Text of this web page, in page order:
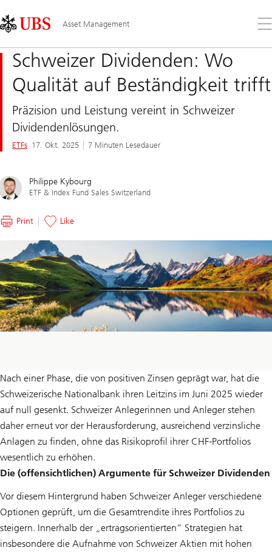
Links
Area
Asset Management
Sie
Schweizer Dividenden: Wo
Qualität auf Beständigkeit trifft
Präzision und Leistung vereint in Schweizer
Dividendenlösungen.
ETFs 17. Okt. 2025 7 Minuten Lesedauer
Philippe Kybourg
ETF & Index Fund Sales Switzerland
Print Like
Nach einer Phase, die von positiven Zinsen geprägt war, hat die
Schweizerische Nationalbank ihren Leitzins im Juni 2025 wieder
auf null gesenkt. Schweizer Anlegerinnen und Anleger stehen
daher erneut vor der Herausforderung, ausreichend verzinsliche
Anlagen zu finden, ohne das Risikoprofil ihrer CHF-Portfolios
wesentlich zu erhöhen.
Die (offensichtlichen) Argumente für Schweizer Dividenden
Vor diesem Hintergrund haben Schweizer Anleger verschiedene
Optionen geprüft, um die Gesamtrendite ihres Portfolios zu
steigern. Innerhalb der „ertragsorientierten“ Strategien hat
insbesondere die Aufnahme von Schweizer Aktien mit hohen